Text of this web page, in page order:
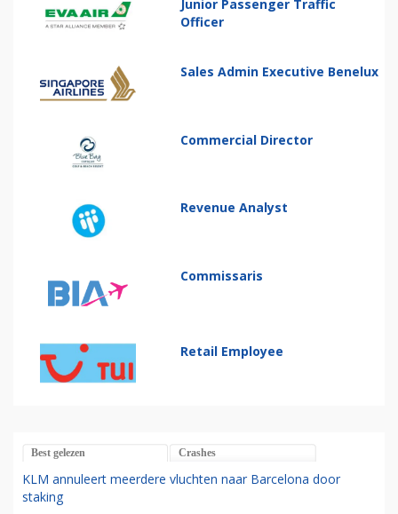
Junior Passenger Traffic
Officer
Sales Admin Executive Benelux
Commercial Director
Revenue Analyst
Commissaris
Retail Employee
Best gelezen Crashes
KLM annuleert meerdere vluchten naar Barcelona door
staking